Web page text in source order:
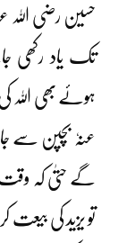
حسین رضی اللہ
تک یاد رکھی
ہوئے بھی اللہ
عنہٗ بچپن سے
گے حتیٰ کہ
تو یزید کی